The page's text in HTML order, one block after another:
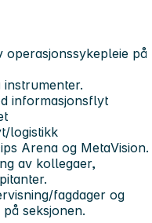
operasjonssykepleie på
informasjonsflyt
logistikk
Arena og MetaVision.
av kollegaer,
fagdager og
seksjonen.